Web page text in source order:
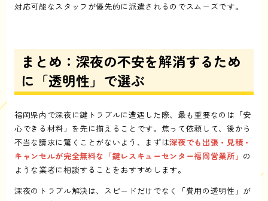
対応可能なスタッフが優先的に派遣されるのでスムーズです。
まとめ：深夜の不安を解消するため
に「透明性」で選ぶ
福岡県内で深夜に鍵トラブルに遭遇した際、最も重要なのは「安
心できる材料」を先に揃えることです。焦って依頼して、後から
不当な請求に驚くことがないよう、まずは深夜でも出張・見積・
キャンセルが完全無料な「鍵レスキューセンター福岡営業所」 の
ような業者に相談することをおすすめします。
深夜のトラブル解決は、スピードだけでなく「費用の透明性」が